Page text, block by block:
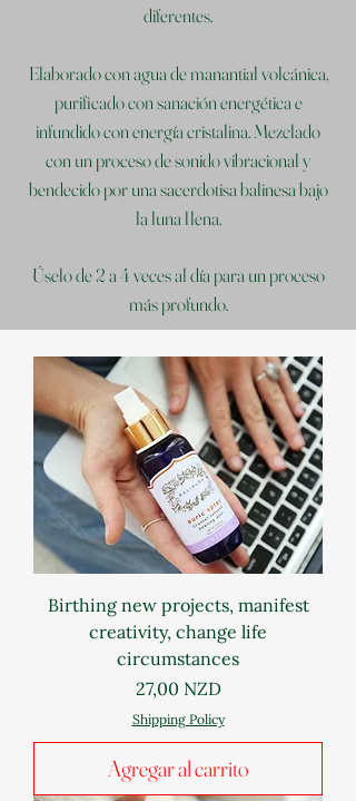
diferentes.
Elaborado con agua de manantial volcánica,
purificado con sanación energética e
infundido con energía cristalina. Mezclado
con un proceso de sonido vibracional y
bendecido por una sacerdotisa balinesa bajo
la luna llena.
Úselo de 2 a 4 veces al día para un proceso
más profundo.
Birthing new projects, manifest
creativity, change life
circumstances
Precio
27,00 NZD
Shipping Policy
Agregar al carrito